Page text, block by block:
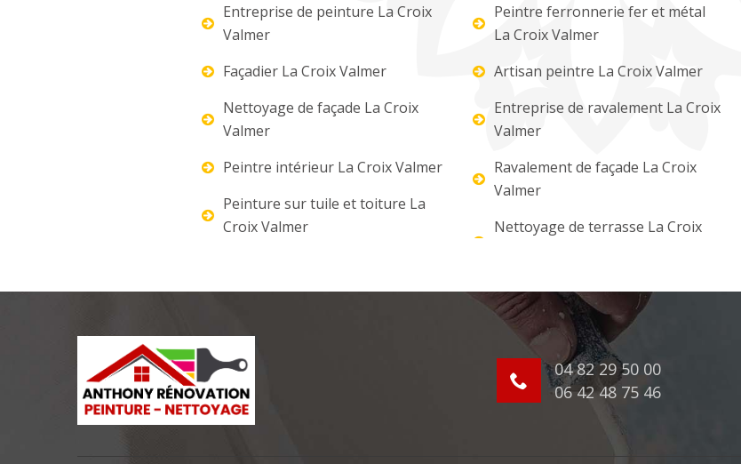
Entreprise de peinture La Croix
Valmer
Façadier La Croix Valmer
Nettoyage de façade La Croix
Valmer
Peintre intérieur La Croix Valmer
Peinture sur tuile et toiture La
Croix Valmer
Peintre ferronnerie fer et métal
La Croix Valmer
Artisan peintre La Croix Valmer
Entreprise de ravalement La Croix
Valmer
Ravalement de façade La Croix
Valmer
Nettoyage de terrasse La Croix
04 82 29 50 00
06 42 48 75 46